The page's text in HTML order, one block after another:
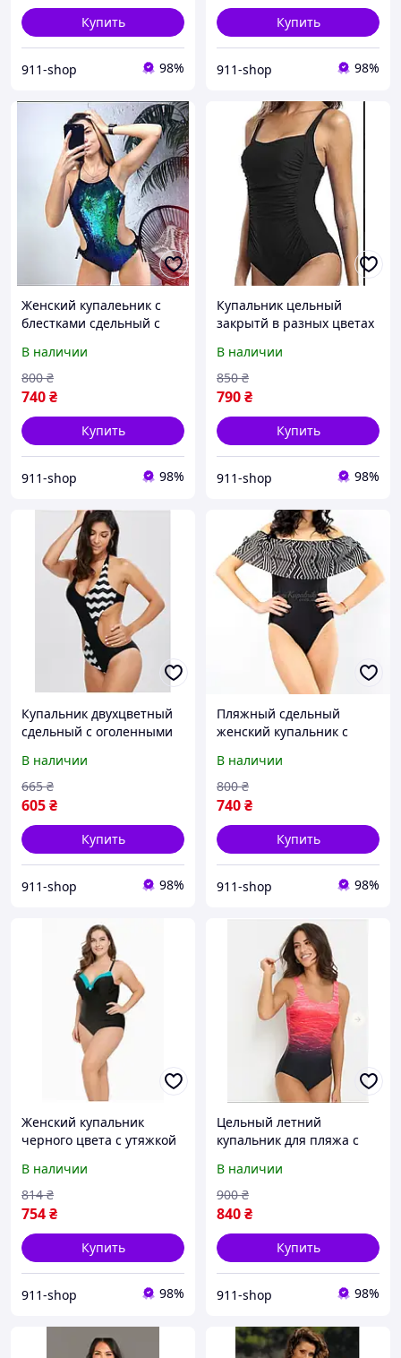
Купить
911-shop 98%
Купить
911-shop 98%
Женский купалеьник с
блестками сдельный с
В наличии
740₴
800 ₴
Купить
911-shop 98%
Купальник цельный
закрытй в разных цветах
В наличии
790₴
850 ₴
Купить
911-shop 98%
Купальник двухцветный
сдельный с оголенными
В наличии
605₴
665 ₴
Купить
911-shop 98%
Пляжный сдельный
женский купальник с
В наличии
740₴
800 ₴
Купить
911-shop 98%
Женский купальник
черного цвета с утяжкой
В наличии
754₴
814 ₴
Купить
911-shop 98%
Цельный летний
купальник для пляжа с
переплетом на спине
В наличии
840₴
900 ₴
Купить
911-shop 98%